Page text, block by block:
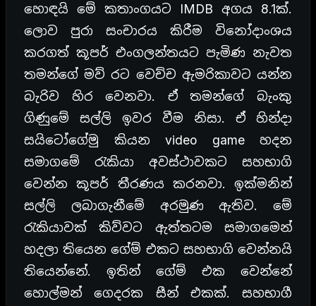
හොඳයි මේ කතාංගයට IMDB අගය 8.1ක්.
ලොව පුරා සංචාරය කිරීම විනෝදාංශය
කරගත් කූපර් එංගලන්තයට පැමිණ නැවත
තමන්ගේ මව් රට වෙච්ච ඇමරිකාවට යන්න
බැරිව හිර වෙනවා. ඒ තමන්ගේ බැංකු
ගිණුමේ සල්ලි ඉවර වීම නිසා. ඒ හින්දා
සයිටෝගේමු කියන video game හදන
සමාගමේ රැකියා අවස්ථාවකට සහභාගි
වෙන්න කූපර් තීරණය කරනවා. ඉක්මනින්
සල්ලි ලබාගැනීමේ අරමුණ ඇතිව. මේ
රැකියාවක් කිව්වට ඇත්තටම සමාගමෙන්
හදලා තියෙන ගේම් එකට සහභාගි වෙන්නයි
තියෙන්නේ. ඉතින් ගේම් එක වෙන්නේ
හොල්මන් ගෙදරක සීන් එකක්. සහභාගී